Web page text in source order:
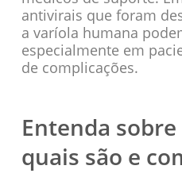
antivirais que foram
a varíola humana
especialmente em
de complicações.
Entenda
quais são e